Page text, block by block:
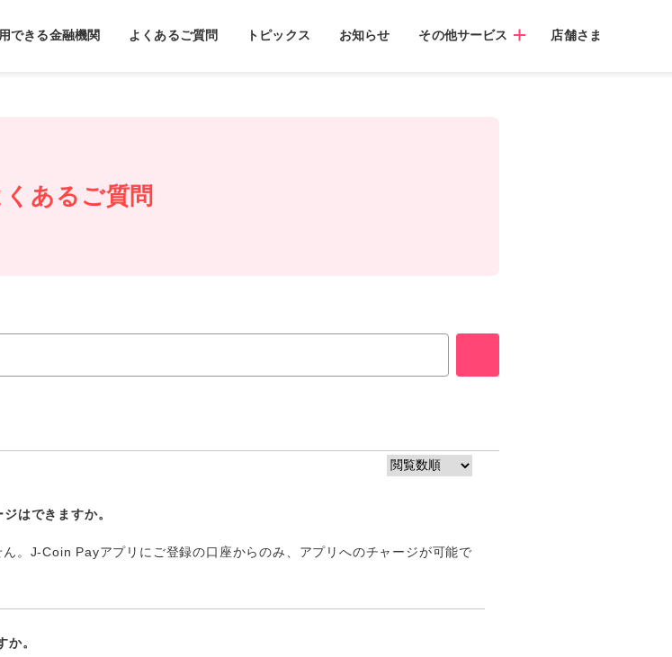
できる金融機関 よくあるご質問 トピックス お知らせ その他サービス 店舗さま
くあるご質問
はできますか。
。J-Coin Payアプリにご登録の口座からのみ、アプリへのチャージが可能で
。